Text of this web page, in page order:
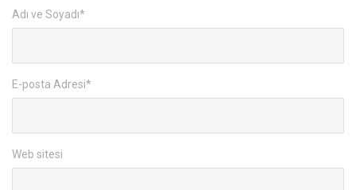
Adı ve Soyadı*
E-posta Adresi*
Web sitesi